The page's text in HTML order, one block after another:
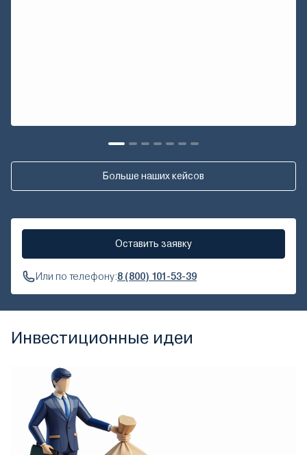
Больше наших кейсов
Оставить заявку
Или по телефону:8 (800) 101-53-39
Инвестиционные идеи